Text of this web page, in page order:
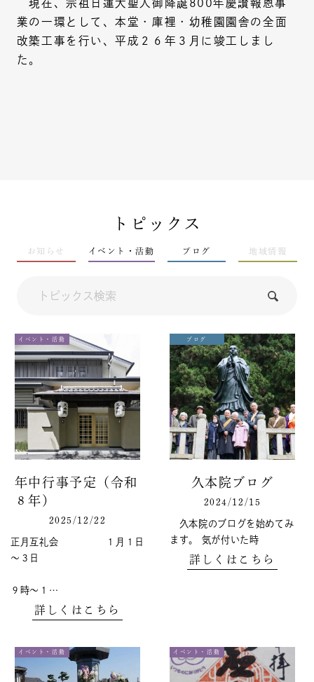
現在、宗祖日蓮大聖人御降誕800年慶讃報恩事
業の一環として、本堂・庫裡・幼稚園園舎の全面
改築工事を行い、平成２６年３月に竣工しまし
た。
トピックス
お知らせ イベント・活動 ブログ 地域情報
イベント・活動
年中行事予定（令和
８年）
2025/12/22
正月互礼会 １月１日
～３日
９時～１…
詳しくはこちら
ブログ
久本院ブログ
2024/12/15
久本院のブログを始めてみ
ます。 気が付いた時
詳しくはこちら
イベント・活動 イベント・活動